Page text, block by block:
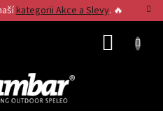
kategorii Akce a Slevy. 🔥